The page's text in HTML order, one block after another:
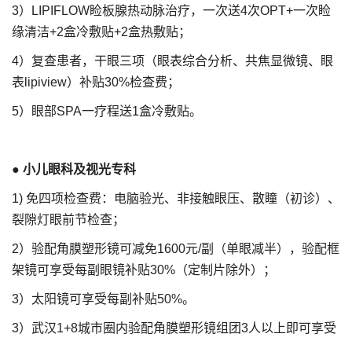
3）LIPIFLOW睑板腺热动脉治疗，一次送4次OPT+一次睑
缘清洁+2盒冷敷贴+2盒热敷贴；
4）复查患者，干眼三项（眼表综合分析、共焦显微镜、眼
表lipiview）补贴30%检查费；
5）眼部SPA一疗程送1盒冷敷贴。
● 小儿眼科及视光专科
1) 免四项检查费：电脑验光、非接触眼压、散瞳（初诊）、
裂隙灯眼前节检查；
2）验配角膜塑形镜可减免1600元/副（单眼减半），验配框
架镜可享受每副眼镜补贴30%（定制片除外）；
3）太阳镜可享受每副补贴50%。
3）武汉1+8城市圈内验配角膜塑形镜组团3人以上即可享受